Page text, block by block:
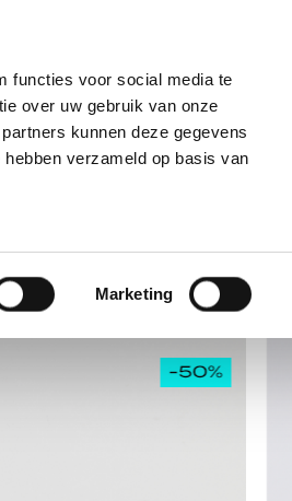
functies voor social media te
over uw gebruik van onze
kunnen deze gegevens
verzameld op basis van
Marketing
MERKEN
Zoek